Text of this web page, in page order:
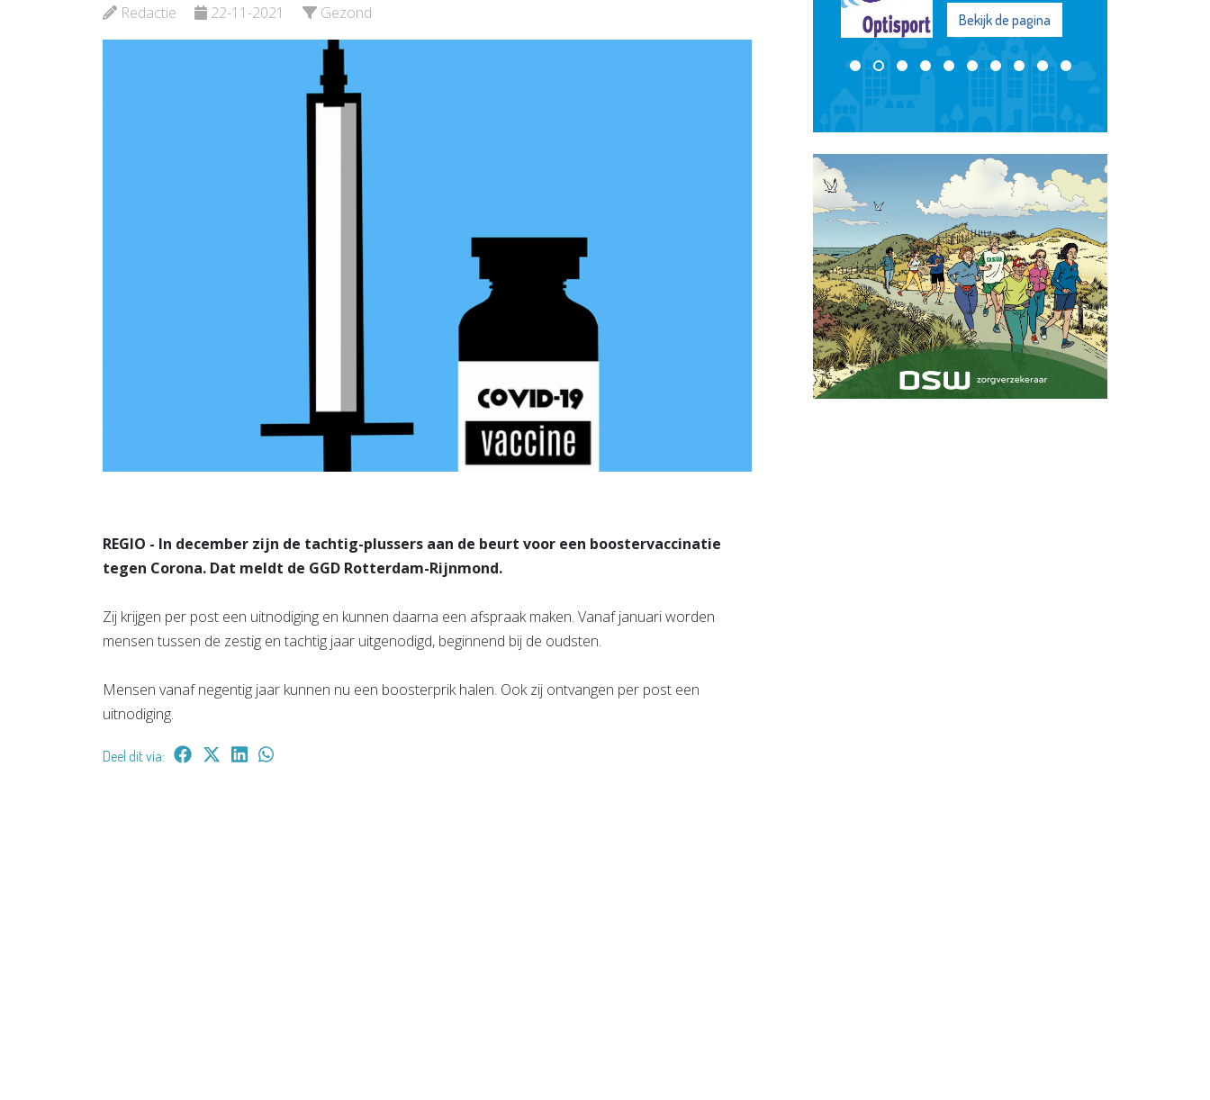
Redactie 22-11-2021 Gezond
REGIO - In december zijn de tachtig-plussers aan de beurt voor een boostervaccinatie
tegen Corona. Dat meldt de GGD Rotterdam-Rijnmond.
Zij krijgen per post een uitnodiging en kunnen daarna een afspraak maken. Vanaf januari worden
mensen tussen de zestig en tachtig jaar uitgenodigd, beginnend bij de oudsten.
Mensen vanaf negentig jaar kunnen nu een boosterprik halen. Ook zij ontvangen per post een
uitnodiging.
Deel dit via:
Bekijk de pagina
Bekijk de pagina
Bekijk de pagina
Bekijk de pagina